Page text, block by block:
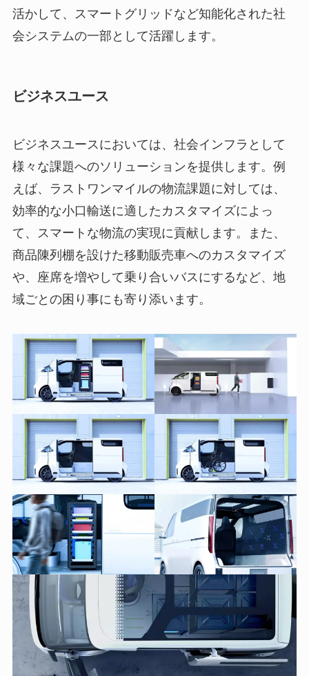
活かして、スマートグリッドなど知能化された社
会システムの一部として活躍します。
ビジネスユース
ビジネスユースにおいては、社会インフラとして
様々な課題へのソリューションを提供します。例
えば、ラストワンマイルの物流課題に対しては、
効率的な小口輸送に適したカスタマイズによっ
て、スマートな物流の実現に貢献します。また、
商品陳列棚を設けた移動販売車へのカスタマイズ
や、座席を増やして乗り合いバスにするなど、地
域ごとの困り事にも寄り添います。